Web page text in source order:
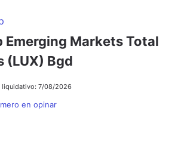
Emerging Markets Total
(LUX) Bgd
liquidativo: 7/08/2026
en opinar